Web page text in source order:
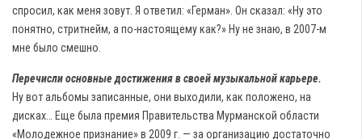
спросил, как меня зовут. Я ответил: «Герман». Он сказал: «Ну это
понятно, стритнейм, а по-настоящему как?» Ну не знаю, в 2007-м
мне было смешно.
Перечисли основные достижения в своей музыкальной карьере.
Ну вот альбомы записанные, они выходили, как положено, на
дисках… Еще была премия Правительства Мурманской области
«Молодежное признание» в 2009 г. — за организацию достаточно